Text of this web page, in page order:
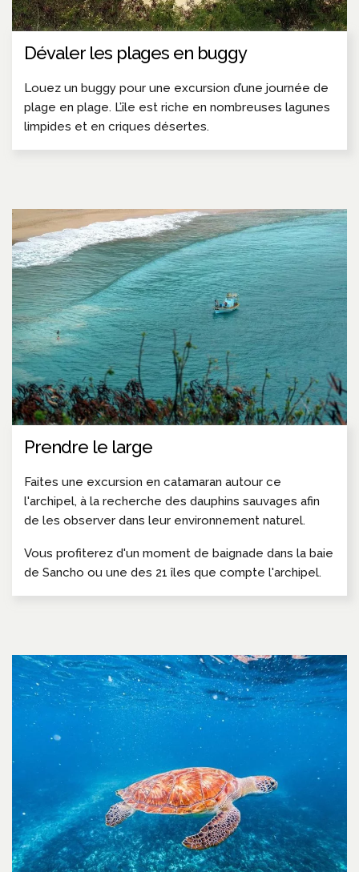
Dévaler les plages en buggy
Louez un buggy pour une excursion d’une journée de
plage en plage. L’île est riche en nombreuses lagunes
limpides et en criques désertes.
Prendre le large
Faites une excursion en catamaran autour ce
l'archipel, à la recherche des dauphins sauvages afin
de les observer dans leur environnement naturel.
Vous profiterez d'un moment de baignade dans la baie
de Sancho ou une des 21 îles que compte l'archipel.